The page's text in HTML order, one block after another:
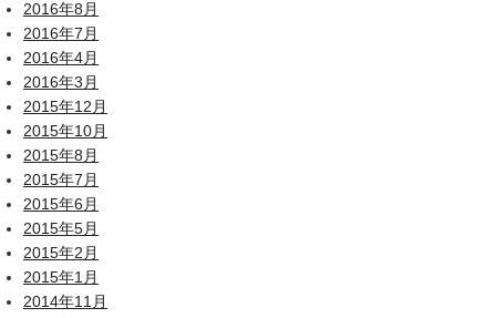
2016年8月
2016年7月
2016年4月
2016年3月
2015年12月
2015年10月
2015年8月
2015年7月
2015年6月
2015年5月
2015年2月
2015年1月
2014年11月